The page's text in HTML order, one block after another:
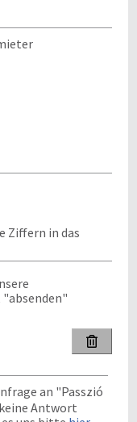
Ziffern in das
"absenden"

an "Passzió
Antwort